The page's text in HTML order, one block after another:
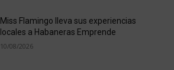
Miss Flamingo lleva sus experiencias
locales a Habaneras Emprende
10/08/2026